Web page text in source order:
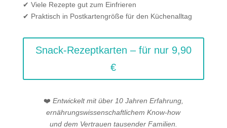
✔ Viele Rezepte gut zum Einfrieren
✔ Praktisch in Postkartengröße für den Küchenalltag
Snack-Rezeptkarten – für nur 9,90
€
❤️ Entwickelt mit über 10 Jahren Erfahrung,
ernährungswissenschaftlichem Know-how
und dem Vertrauen tausender Familien.